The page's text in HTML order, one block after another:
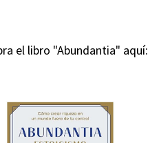
el libro "Abundantia" aquí: